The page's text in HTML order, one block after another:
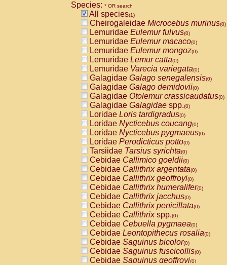
Species: * OR search
All species(1)
Cheirogaleidae Microcebus murinus(0)
Lemuridae Eulemur fulvus(0)
Lemuridae Eulemur macaco(0)
Lemuridae Eulemur mongoz(0)
Lemuridae Lemur catta(0)
Lemuridae Varecia variegata(0)
Galagidae Galago senegalensis(0)
Galagidae Galago demidovii(0)
Galagidae Otolemur crassicaudatus(0)
Galagidae Galagidae spp.(0)
Loridae Loris tardigradus(0)
Loridae Nycticebus coucang(0)
Loridae Nycticebus pygmaeus(0)
Loridae Perodicticus potto(0)
Tarsiidae Tarsius syrichta(0)
Cebidae Callimico goeldii(0)
Cebidae Callithrix argentata(0)
Cebidae Callithrix geoffroyi(0)
Cebidae Callithrix humeralifer(0)
Cebidae Callithrix jacchus(0)
Cebidae Callithrix penicillata(0)
Cebidae Callithrixspp.(0)
Cebidae Cebuella pygmaea(0)
Cebidae Leontopithecus rosalia(0)
Cebidae Saguinus bicolor(0)
Cebidae Saguinus fuscicollis(0)
Cebidae Saguinus geoffroyi(0)